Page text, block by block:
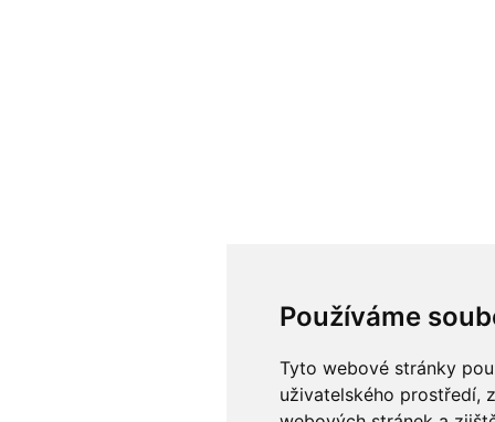
Používáme
Tyto webové stránky
uživatelského prostředí,